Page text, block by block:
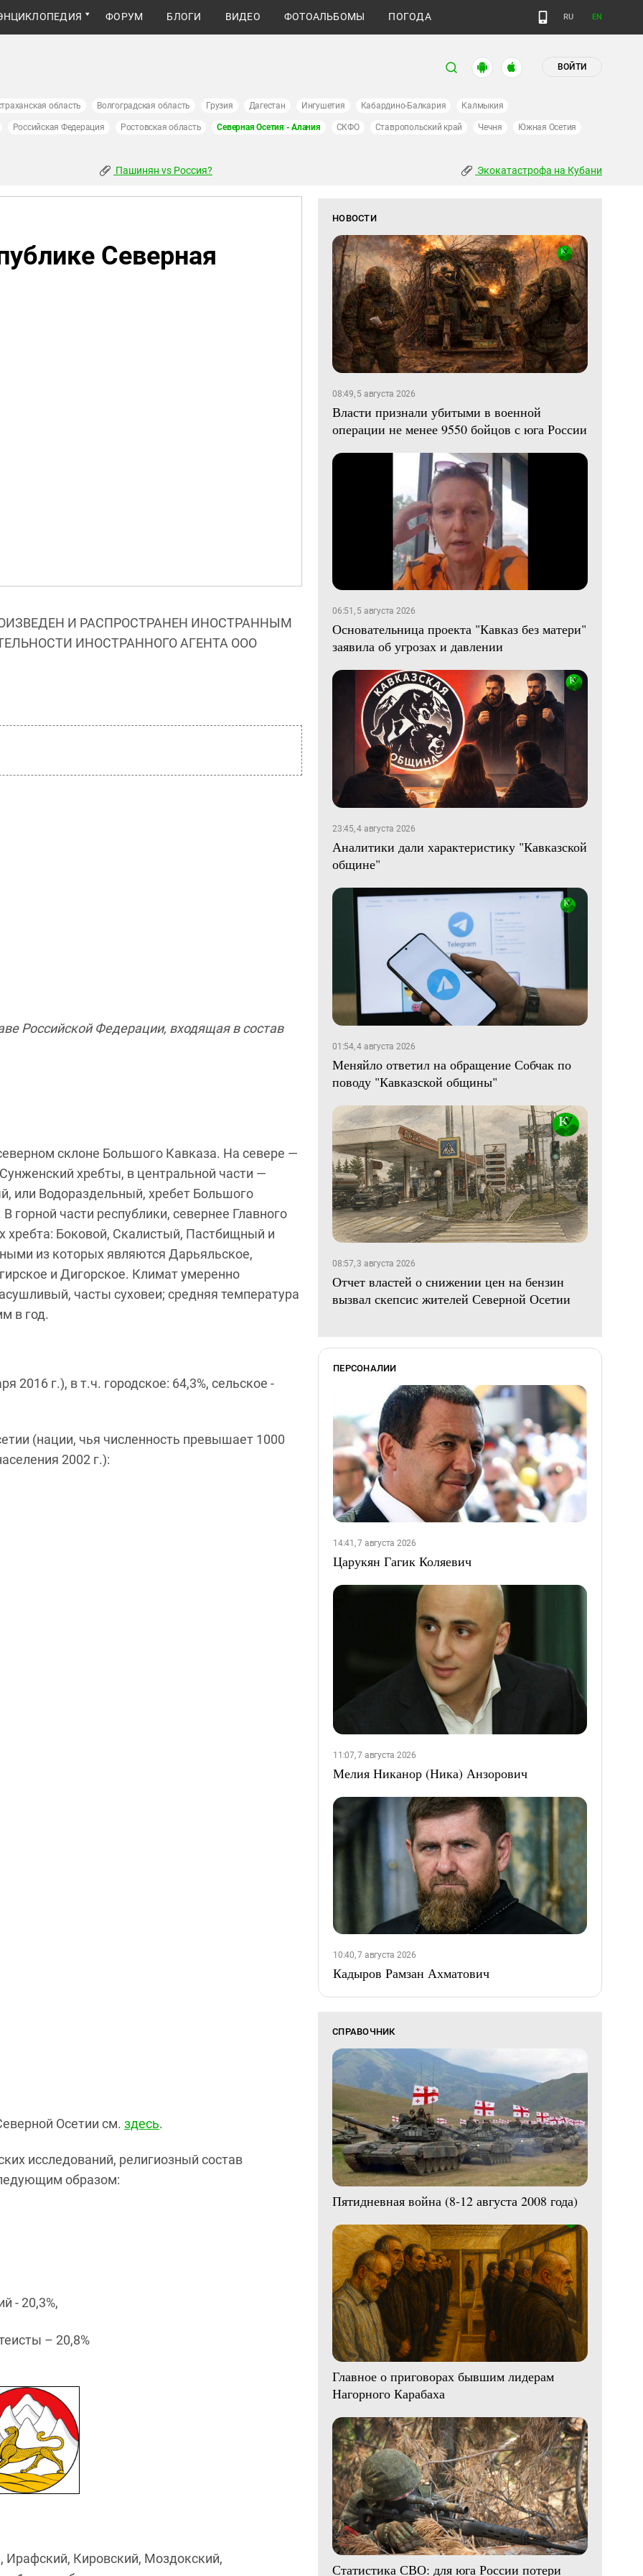
ФОРУМ БЛОГИ ВИДЕО ФОТОАЛЬБОМЫ ПОГОДА RU EN
ВОЙТИ
область Волгоградская область Грузия Дагестан Ингушетия Кабардино-Балкария Калмыкия
Российская Федерация Ростовская область Северная Осетия - Алания СКФО Ставропольский край Чечня Южная Осетия
Пашинян vs Россия? Экокатастрофа на Кубани
Северная
И РАСПРОСТРАНЕН ИНОСТРАННЫМ
ИНОСТРАННОГО АГЕНТА ООО
Российской Федерации, входящая в состав
склоне Большого Кавказа. На севере —
хребты, в центральной части —
или Водораздельный, хребет Большого
части республики, севернее Главного
хребта: Боковой, Скалистый, Пастбищный и
из которых являются Дарьяльское,
и Дигорское. Климат умеренно
часты суховеи; средняя температура
в год.
2016 г.), в т.ч. городское: 64,3%, сельское -
(нации, чья численность превышает 1000
2002 г.):
Осетии см. здесь.
исследований, религиозный состав
образом:
- 20,3%,
– 20,8%
Ирафский, Кировский, Моздокский,
НОВОСТИ
08:49, 5 августа 2026
Власти признали убитыми в военной
операции не менее 9550 бойцов с юга России
06:51, 5 августа 2026
Основательница проекта "Кавказ без матери"
заявила об угрозах и давлении
23:45, 4 августа 2026
Аналитики дали характеристику "Кавказской
общине"
01:54, 4 августа 2026
Меняйло ответил на обращение Собчак по
поводу "Кавказской общины"
08:57, 3 августа 2026
Отчет властей о снижении цен на бензин
вызвал скепсис жителей Северной Осетии
ПЕРСОНАЛИИ
14:41, 7 августа 2026
Царукян Гагик Коляевич
11:07, 7 августа 2026
Мелия Никанор (Ника) Анзорович
10:40, 7 августа 2026
Кадыров Рамзан Ахматович
СПРАВОЧНИК
Пятидневная война (8-12 августа 2008 года)
Главное о приговорах бывшим лидерам
Нагорного Карабаха
Статистика СВО: для юга России потери